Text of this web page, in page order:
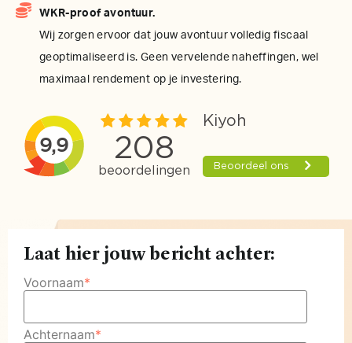
WKR-proof avontuur.
Wij zorgen ervoor dat jouw avontuur volledig fiscaal
geoptimaliseerd is. Geen vervelende naheffingen, wel
maximaal rendement op je investering.
Laat hier jouw bericht achter:
Voornaam*
Achternaam*